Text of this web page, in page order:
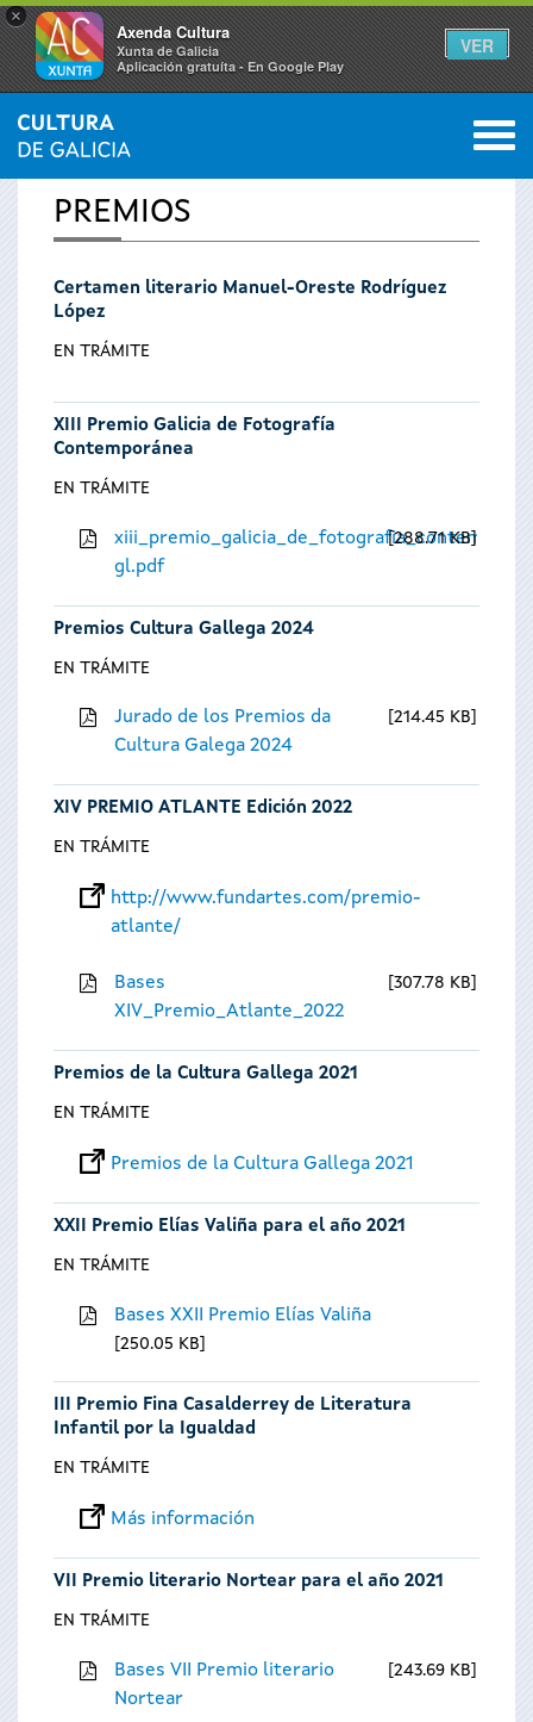
×
Axenda Cultura
Xunta de Galicia
Aplicación gratuíta - En Google Play
VER
Se
encuentra
usted
aquí
INICIO 0
PREMIOS
Certamen literario Manuel-Oreste Rodríguez
López
EN TRÁMITE
XIII Premio Galicia de Fotografía
Contemporánea
EN TRÁMITE
gl.pdf
288.71 KB
Premios Cultura Gallega 2024
EN TRÁMITE
Jurado de los Premios da
Cultura Galega 2024
214.45 KB
XIV PREMIO ATLANTE Edición 2022
EN TRÁMITE
http://www.fundartes.com/premio-
atlante/
Bases
XIV_Premio_Atlante_2022
307.78 KB
Premios de la Cultura Gallega 2021
EN TRÁMITE
Premios de la Cultura Gallega 2021
XXII Premio Elías Valiña para el año 2021
EN TRÁMITE
Bases XXII Premio Elías Valiña
250.05 KB
III Premio Fina Casalderrey de Literatura
Infantil por la Igualdad
EN TRÁMITE
Más información
VII Premio literario Nortear para el año 2021
EN TRÁMITE
Bases VII Premio literario
Nortear
243.69 KB